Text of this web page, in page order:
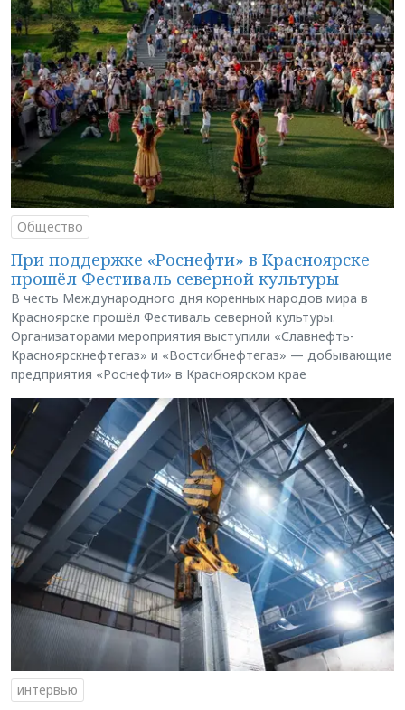
Общество
При поддержке «Роснефти» в Красноярске
прошёл Фестиваль северной культуры
В честь Международного дня коренных народов мира в
Красноярске прошёл Фестиваль северной культуры.
Организаторами мероприятия выступили «Славнефть-
Красноярскнефтегаз» и «Востсибнефтегаз» — добывающие
предприятия «Роснефти» в Красноярском крае
интервью